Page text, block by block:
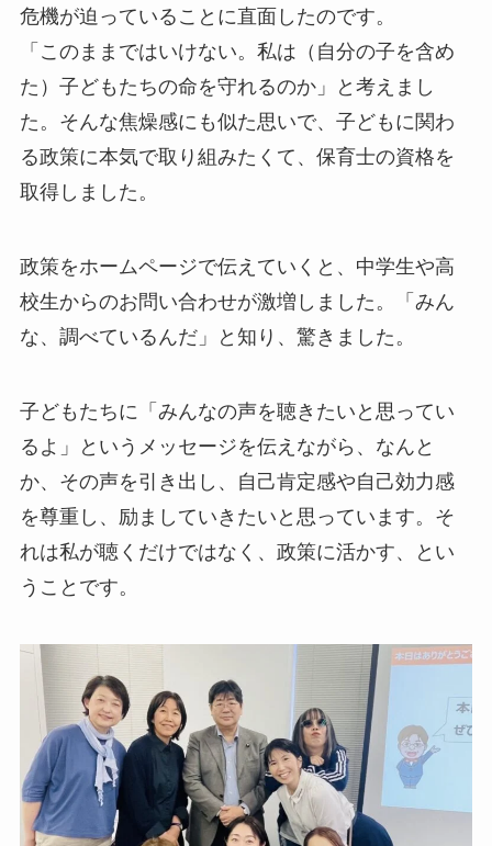
危機が迫っていることに直面したのです。
「このままではいけない。私は（自分の子を含め
た）子どもたちの命を守れるのか」と考えまし
た。そんな焦燥感にも似た思いで、子どもに関わ
る政策に本気で取り組みたくて、保育士の資格を
取得しました。
政策をホームページで伝えていくと、中学生や高
校生からのお問い合わせが激増しました。「みん
な、調べているんだ」と知り、驚きました。
子どもたちに「みんなの声を聴きたいと思ってい
るよ」というメッセージを伝えながら、なんと
か、その声を引き出し、自己肯定感や自己効力感
を尊重し、励ましていきたいと思っています。そ
れは私が聴くだけではなく、政策に活かす、とい
うことです。